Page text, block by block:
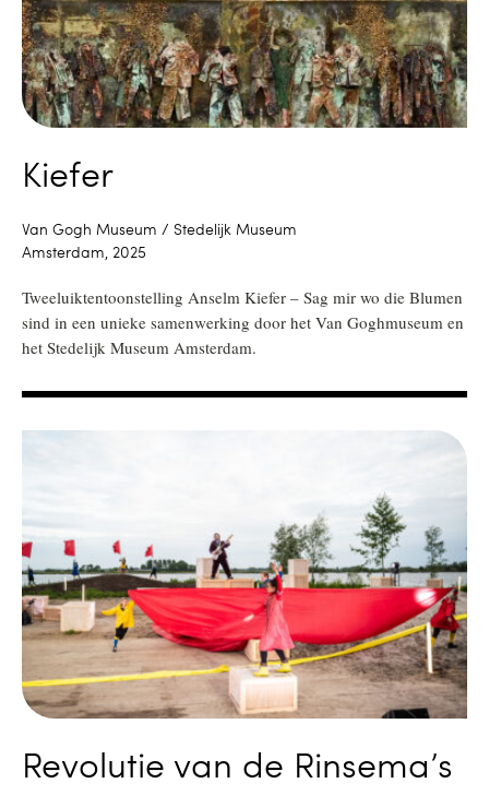
Kiefer
Van Gogh Museum / Stedelijk Museum
Amsterdam, 2025
Tweeluiktentoonstelling Anselm Kiefer – Sag mir wo die Blumen
sind in een unieke samenwerking door het Van Goghmuseum en
het Stedelijk Museum Amsterdam.
Revolutie van de Rinsema’s